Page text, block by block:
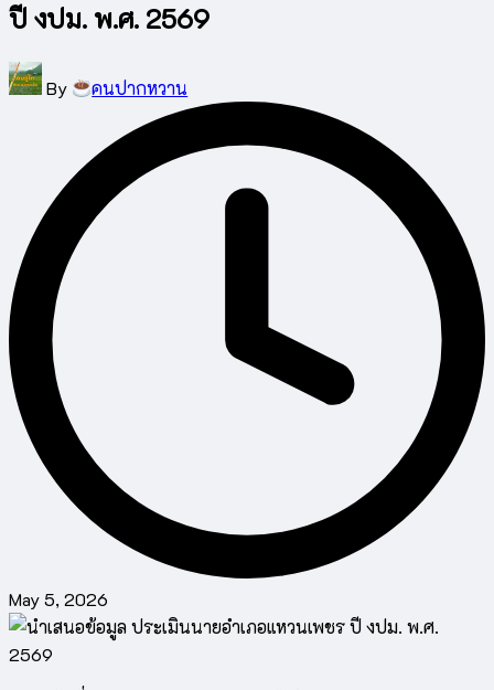
ปี งปม. พ.ศ. 2569
Posted
by
By คนปากหวาน
May 5, 2026